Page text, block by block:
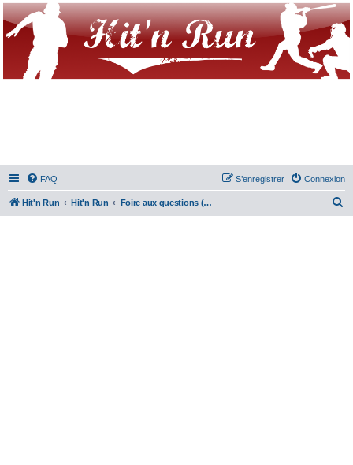
FAQ Connexion
S’enregistrer
Hit'n Run Hit'n Run Foire aux questions (Questions posées fréquemment)